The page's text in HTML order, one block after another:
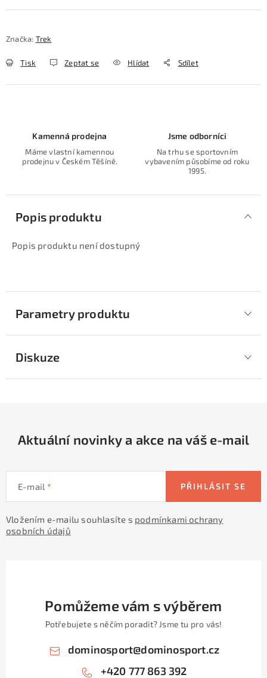
Značka: Trek
Tisk Zeptat se Hlídat Sdílet
Kamenná prodejna
Máme vlastní kamennou
prodejnu v Českém Těšíně.
Jsme odborníci
Na trhu se sportovním
vybavením působíme od roku
1995.
Popis produktu
Popis produktu není dostupný
Parametry produktu
Diskuze
Aktuální novinky a akce na váš e-mail
E-mail
Vložením e-mailu souhlasíte s podmínkami ochrany
osobních údajů
PŘIHLÁSIT SE
Pomůžeme vám s výběrem
Potřebujete s něčím poradit? Jsme tu pro vás!
dominosport@dominosport.cz
+420 777 863 392